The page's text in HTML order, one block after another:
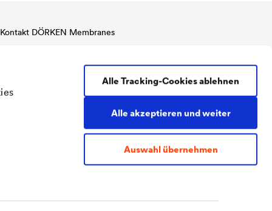
Alle akzeptieren und weiter
Auswahl übernehmen
Alle Tracking-Cookies ablehnen
Kontakt DÖRKEN Membranes
+49 2330 63 578 (Technik)
membranes@doerken.de